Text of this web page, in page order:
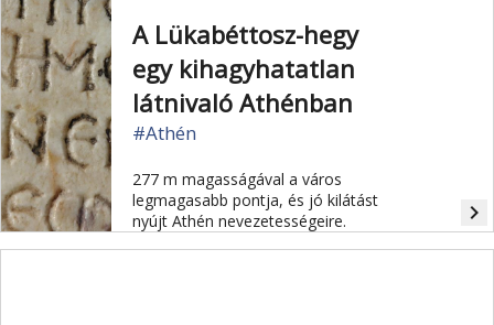
A Lükabéttosz-hegy
egy kihagyhatatlan
látnivaló Athénban
#Athén
277 m magasságával a város
legmagasabb pontja, és jó kilátást
nyújt Athén nevezetességeire.
navigate_next